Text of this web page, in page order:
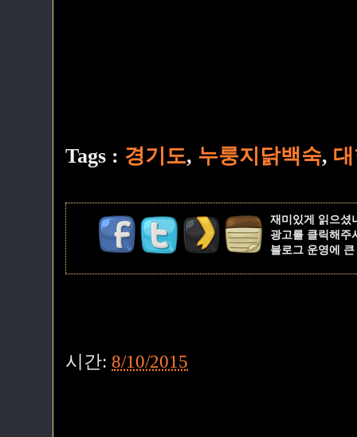
Tags : 경기도, 누룽지닭백숙,
재미있게 읽으셨
광고를 클릭해주
블로그 운영에
시간: 8/10/2015